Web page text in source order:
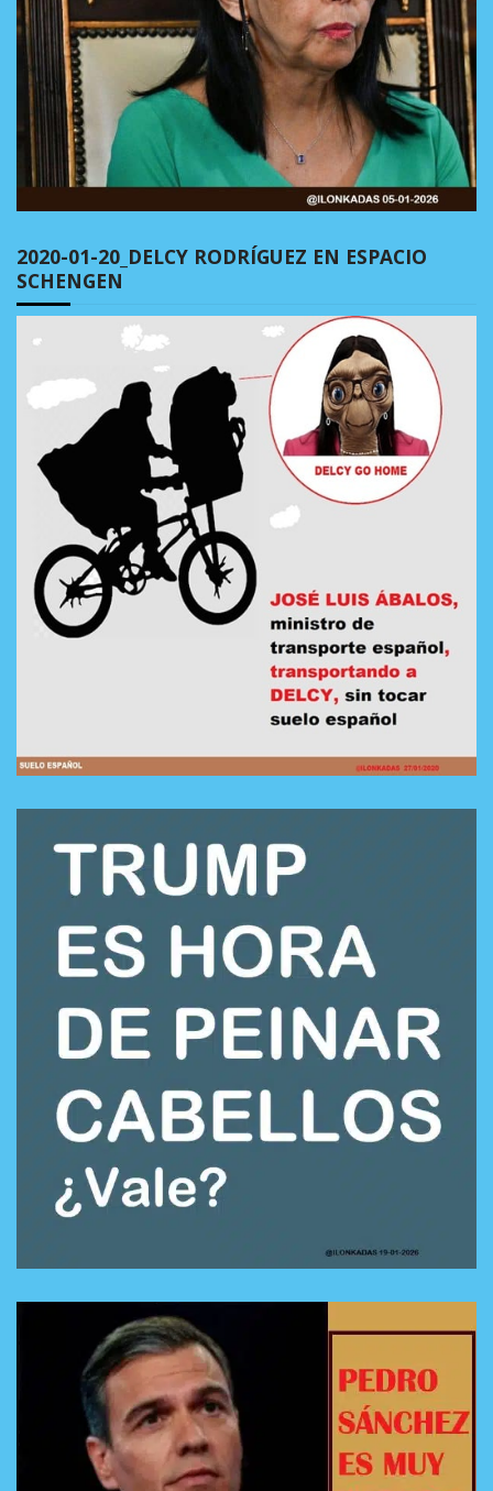
2020-01-20_DELCY RODRÍGUEZ EN ESPACIO
SCHENGEN